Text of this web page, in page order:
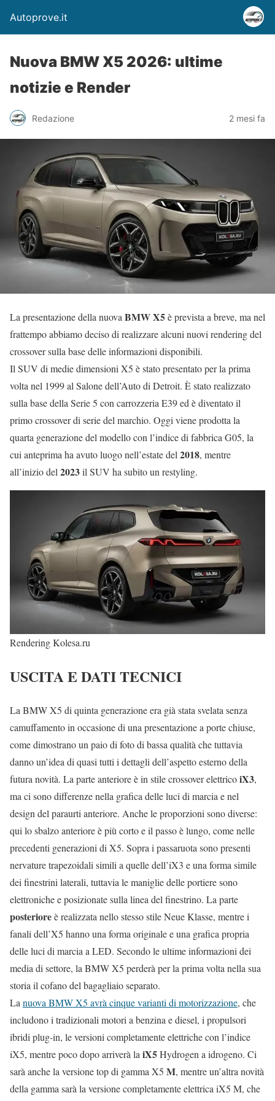
Autoprove.it
Nuova BMW X5 2026: ultime
notizie e Render
Redazione 2 mesi fa
La presentazione della nuovaBMW X5è prevista a breve, ma nel
frattempo abbiamo deciso di realizzare alcuni nuovi rendering del
crossover sulla base delle informazioni disponibili.
Il SUV di medie dimensioni X5 è stato presentato per la prima
volta nel 1999 al Salone dell’Auto di Detroit. È stato realizzato
sulla base della Serie 5 con carrozzeria E39 ed è diventato il
primo crossover di serie del marchio. Oggi viene prodotta la
quarta generazione del modello con l’indice di fabbrica G05, la
cui anteprima ha avuto luogo nell’estate del2018, mentre
all’inizio del2023il SUV ha subito un restyling.
Rendering Kolesa.ru
USCITA E DATI TECNICI
La BMW X5 di quinta generazione era già stata svelata senza
camuffamento in occasione di una presentazione a porte chiuse,
come dimostrano un paio di foto di bassa qualità che tuttavia
danno un’idea di quasi tutti i dettagli dell’aspetto esterno della
futura novità. La parte anteriore è in stile crossover elettricoiX3,
ma ci sono differenze nella grafica delle luci di marcia e nel
design del paraurti anteriore. Anche le proporzioni sono diverse:
qui lo sbalzo anteriore è più corto e il passo è lungo, come nelle
precedenti generazioni di X5. Sopra i passaruota sono presenti
nervature trapezoidali simili a quelle dell’iX3 e una forma simile
dei finestrini laterali, tuttavia le maniglie delle portiere sono
elettroniche e posizionate sulla linea del finestrino. La parte
posterioreè realizzata nello stesso stile Neue Klasse, mentre i
fanali dell’X5 hanno una forma originale e una grafica propria
delle luci di marcia a LED. Secondo le ultime informazioni dei
media di settore, la BMW X5 perderà per la prima volta nella sua
storia il cofano del bagagliaio separato.
La nuova BMW X5 avrà cinque varianti di motorizzazione, che
includono i tradizionali motori a benzina e diesel, i propulsori
ibridi plug-in, le versioni completamente elettriche con l’indice
iX5, mentre poco dopo arriverà la iX5Hydrogen a idrogeno. Ci
sarà anche la versione top di gamma X5 M, mentre un’altra novità
della gamma sarà la versione completamente elettrica iX5 M, che